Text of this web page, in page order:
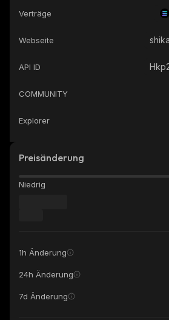
Verträge
Webseite
API ID
COMMUNITY
Explorer
Preisänderung
Niedrig
1h Änderung
24h Änderung
7d Änderung